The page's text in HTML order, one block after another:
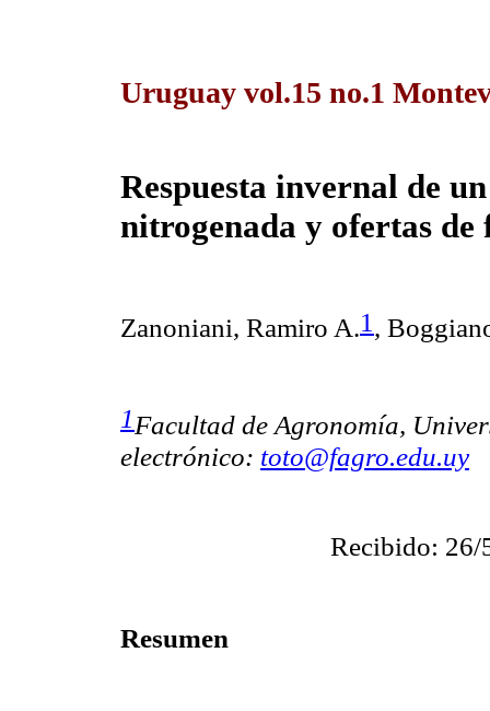
Uruguay vol.15 no.1
Respuesta invernal de
nitrogenada y ofertas
Zanoniani, Ramiro A.1 ,
1Facultad de Agronomía,
electrónico: toto@fagro.edu.uy
Recibido: 26/
Resumen